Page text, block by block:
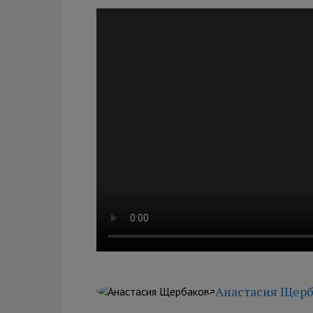
Анастасия